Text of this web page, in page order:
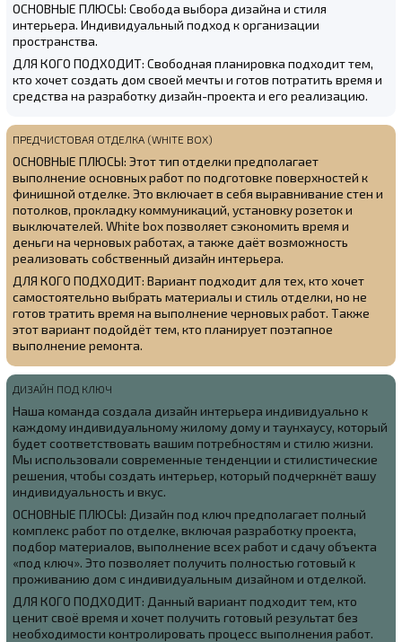
ОСНОВНЫЕ ПЛЮСЫ: Свобода выбора дизайна и стиля
интерьера. Индивидуальный подход к организации
пространства.
ДЛЯ КОГО ПОДХОДИТ: Свободная планировка подходит тем,
кто хочет создать дом своей мечты и готов потратить время и
средства на разработку дизайн-проекта и его реализацию.
ПРЕДЧИСТОВАЯ ОТДЕЛКА (WHITE BOX)
ОСНОВНЫЕ ПЛЮСЫ: Этот тип отделки предполагает
выполнение основных работ по подготовке поверхностей к
финишной отделке. Это включает в себя выравнивание стен и
потолков, прокладку коммуникаций, установку розеток и
выключателей. White box позволяет сэкономить время и
деньги на черновых работах, а также даёт возможность
реализовать собственный дизайн интерьера.
ДЛЯ КОГО ПОДХОДИТ: Вариант подходит для тех, кто хочет
самостоятельно выбрать материалы и стиль отделки, но не
готов тратить время на выполнение черновых работ. Также
этот вариант подойдёт тем, кто планирует поэтапное
выполнение ремонта.
ДИЗАЙН ПОД КЛЮЧ
Наша команда создала дизайн интерьера индивидуально к
каждому индивидуальному жилому дому и таунхаусу, который
будет соответствовать вашим потребностям и стилю жизни.
Мы использовали современные тенденции и стилистические
решения, чтобы создать интерьер, который подчеркнёт вашу
индивидуальность и вкус.
ОСНОВНЫЕ ПЛЮСЫ: Дизайн под ключ предполагает полный
комплекс работ по отделке, включая разработку проекта,
подбор материалов, выполнение всех работ и сдачу объекта
«под ключ». Это позволяет получить полностью готовый к
проживанию дом с индивидуальным дизайном и отделкой.
ДЛЯ КОГО ПОДХОДИТ: Данный вариант подходит тем, кто
ценит своё время и хочет получить готовый результат без
необходимости контролировать процесс выполнения работ.